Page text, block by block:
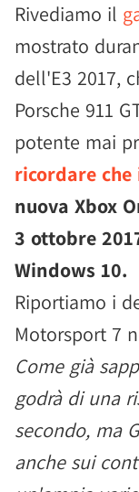
Rivediamo il
mostrato
dell'E3 2017,
Porsche 911
potente mai
ricordare
nuova Xbox
3 ottobre
Windows 10.
Riportiamo i
Motorsport 7
Come già
godrà di una
secondo, ma
anche sui